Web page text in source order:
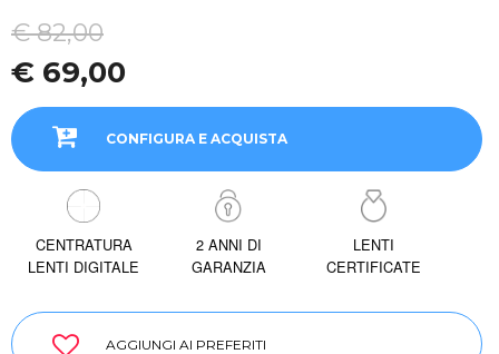
€ 82,00
€ 69,00
CONFIGURA E ACQUISTA
CENTRATURA
LENTI DIGITALE
2 ANNI DI
GARANZIA
LENTI
CERTIFICATE
AGGIUNGI AI PREFERITI